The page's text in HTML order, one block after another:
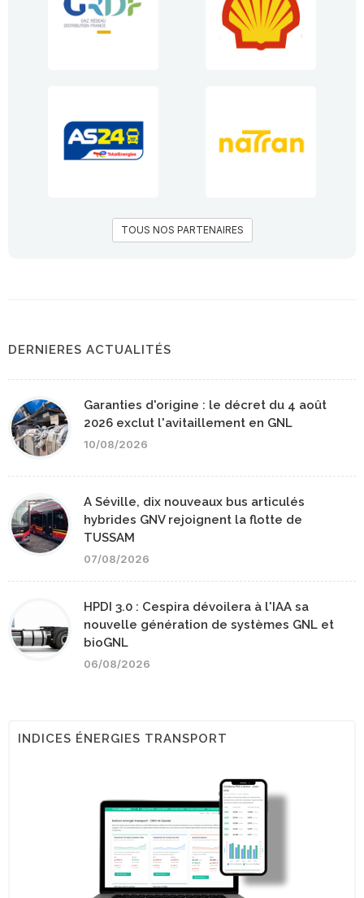
TOUS NOS PARTENAIRES
DERNIERES ACTUALITÉS
Garanties d'origine : le décret du 4 août
2026 exclut l'avitaillement en GNL
10/08/2026
A Séville, dix nouveaux bus articulés
hybrides GNV rejoignent la flotte de
TUSSAM
07/08/2026
HPDI 3.0 : Cespira dévoilera à l'IAA sa
nouvelle génération de systèmes GNL et
bioGNL
06/08/2026
INDICES ÉNERGIES TRANSPORT